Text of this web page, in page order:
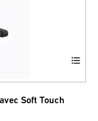
Soft Touch